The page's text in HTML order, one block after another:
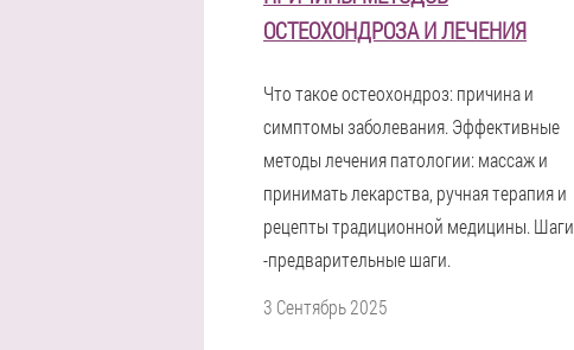
ОСТЕОХОНДРОЗА И ЛЕЧЕНИЯ
Что такое остеохондроз: причина и
симптомы заболевания. Эффективные
методы лечения патологии: массаж и
принимать лекарства, ручная терапия и
рецепты традиционной медицины. Шаги
-предварительные шаги.
3 Сентябрь 2025